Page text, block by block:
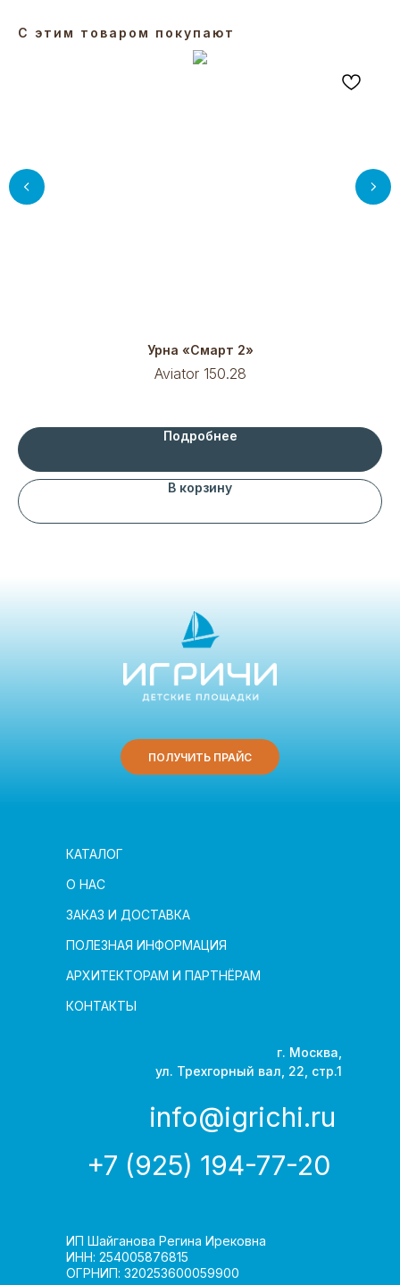
С этим товаром покупают
Урна «Смарт 2»
Aviator 150.28
Подробнее
В корзину
АРХИТЕКТОРАМ И ПАРТНЁРАМ
КОНТАКТЫ
ПОЛЕЗНАЯ ИНФОРМАЦИЯ
ЗАКАЗ И ДОСТАВКА
О НАС
КАТАЛОГ
г. Москва,
ул. Трехгорный вал, 22, стр.1
ПОЛУЧИТЬ ПРАЙС
ИП Шайганова Регина Ирековна
ИНН: 254005876815
ОГРНИП: 320253600059900
+7 (925) 194-77-20
info@igrichi.ru